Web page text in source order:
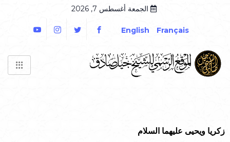
الجمعة أغسطس 7, 2026
Français
English
زكريا ويحيى عليهما السلام